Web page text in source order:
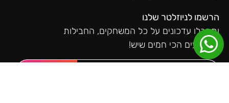
הרשמו לניוזלטר שלנו
ותקבלו עדכונים על כל המשחקים, החבילות
והאירועים הכי חמים שיש!